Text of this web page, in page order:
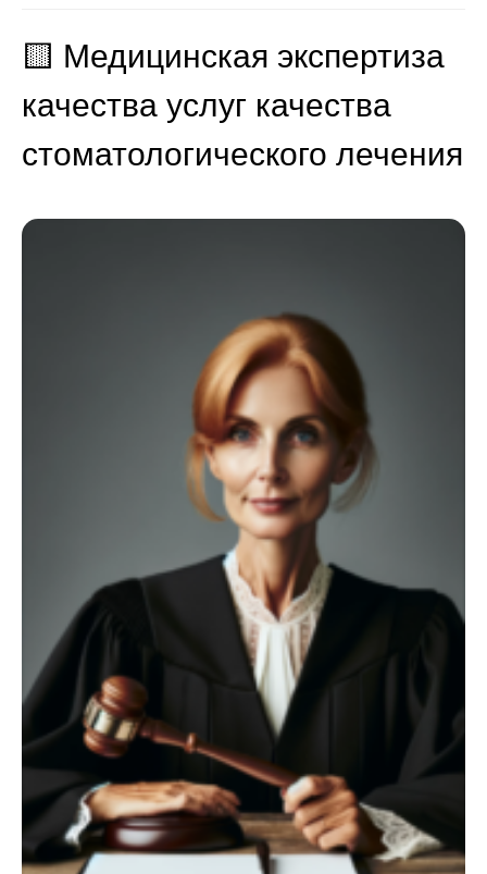
🟨 Медицинская экспертиза
качества услуг качества
стоматологического лечения